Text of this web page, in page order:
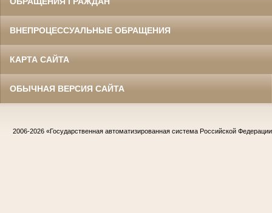
ВНЕПРОЦЕССУАЛЬНЫЕ ОБРАЩЕНИЯ
КАРТА САЙТА
ОБЫЧНАЯ ВЕРСИЯ САЙТА
2006-2026 «Государственная автоматизированная система Российской